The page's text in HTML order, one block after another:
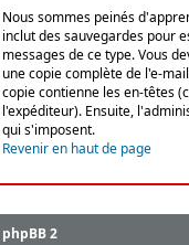
Nous sommes peinés
inclut des sauvegardes pour
messages de ce type. Vous
une copie complète de l'e-
copie contienne les en-têtes
l'expéditeur). Ensuite,
qui s'imposent.
Revenir en haut de page
phpBB 2